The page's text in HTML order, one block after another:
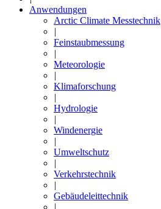
Anwendungen
Arctic Climate Messtechnik
|
Feinstaubmessung
|
Meteorologie
|
Klimaforschung
|
Hydrologie
|
Windenergie
|
Umweltschutz
|
Verkehrstechnik
|
Gebäudeleittechnik
|